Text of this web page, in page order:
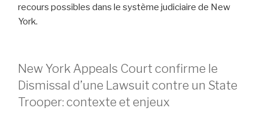
recours possibles dans le système judiciaire de New
York.
New York Appeals Court confirme le
Dismissal d’une Lawsuit contre un State
Trooper: contexte et enjeux